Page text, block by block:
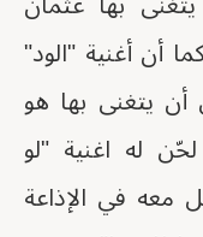
أن أغنية "الود"
يتغنى بها هو
له اغنية "لو
معه في الإذاعة